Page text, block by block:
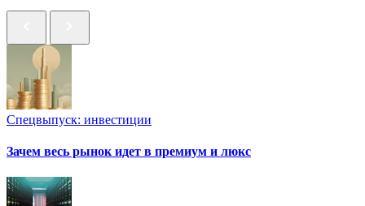
Спецвыпуск: инвестиции
Зачем весь рынок идет в премиум и люкс